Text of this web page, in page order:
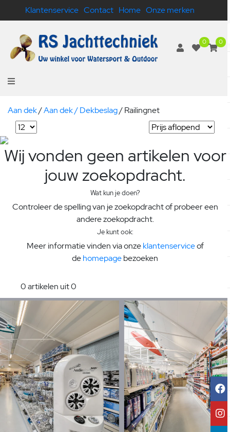
Klantenservice Contact Home Onze merken
0 0
Aan dek/Aan dek / Dekbeslag/Railingnet
Wij vonden geen artikelen voor
jouw zoekopdracht.
Wat kun je doen?
Controleer de spelling van je zoekopdracht of probeer een
andere zoekopdracht.
Je kunt ook:
Meer informatie vinden via onzeklantenserviceof
dehomepagebezoeken
0 artikelen uit 0